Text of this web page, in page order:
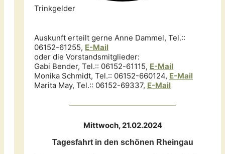
Trinkgelder
Auskunft erteilt gerne Anne Dammel, Tel.::
06152-61255, E-Mail
oder die Vorstandsmitglieder:
Gabi Bender, Tel.:: 06152-61115, E-Mail
Monika Schmidt, Tel.:: 06152-660124, E-Mail
Marita May, Tel.:: 06152-69337, E-Mail
Mittwoch, 21.02.2024
Tagesfahrt in den schönen Rheingau